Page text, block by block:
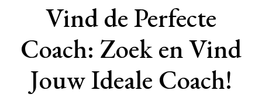
Vind de Perfecte
Coach: Zoek en Vind
Jouw Ideale Coach!